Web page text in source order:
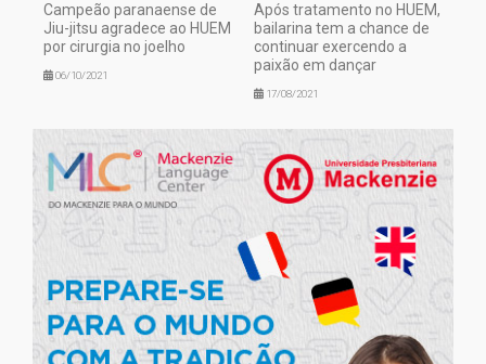
Campeão paranaense de
Jiu-jitsu agradece ao HUEM
por cirurgia no joelho
06/10/2021
Após tratamento no HUEM,
bailarina tem a chance de
continuar exercendo a
paixão em dançar
17/08/2021